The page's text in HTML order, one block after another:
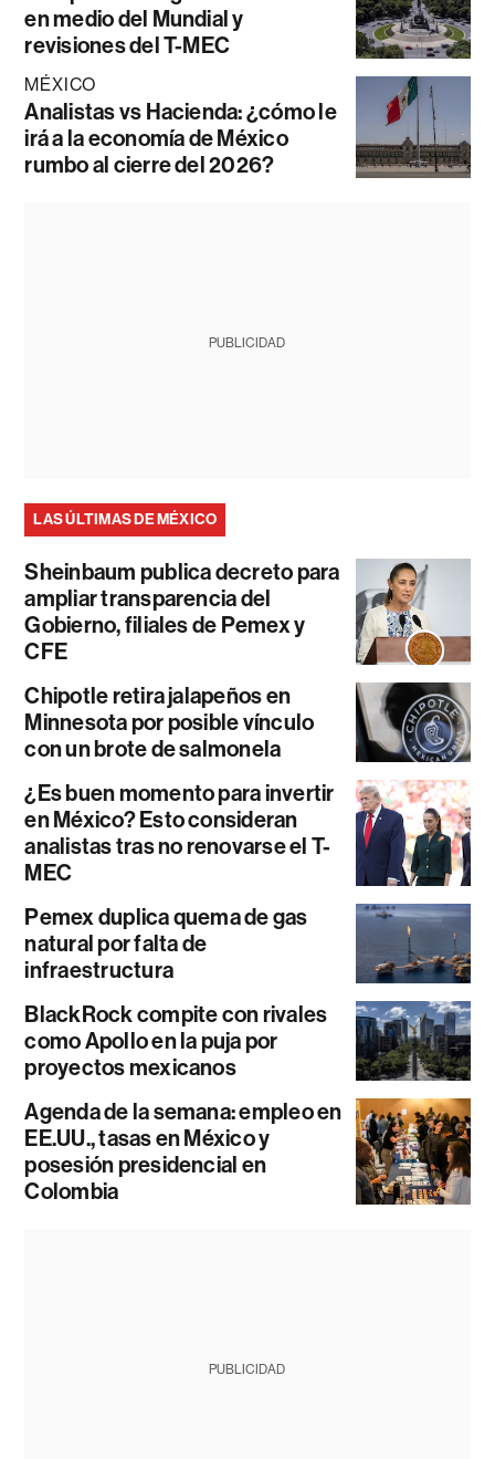
en medio del Mundial y
revisiones del T-MEC
MÉXICO
Analistas vs Hacienda: ¿cómo le
irá a la economía de México
rumbo al cierre del 2026?
PUBLICIDAD
LAS ÚLTIMAS DE MÉXICO
Sheinbaum publica decreto para
ampliar transparencia del
Gobierno, filiales de Pemex y
CFE
Chipotle retira jalapeños en
Minnesota por posible vínculo
con un brote de salmonela
¿Es buen momento para invertir
en México? Esto consideran
analistas tras no renovarse el T-
MEC
Pemex duplica quema de gas
natural por falta de
infraestructura
BlackRock compite con rivales
como Apollo en la puja por
proyectos mexicanos
Agenda de la semana: empleo en
EE.UU., tasas en México y
posesión presidencial en
Colombia
PUBLICIDAD